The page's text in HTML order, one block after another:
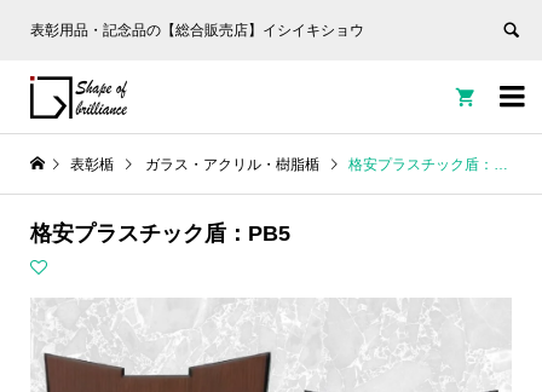
表彰用品・記念品の【総合販売店】イシイキショウ


表彰楯 ガラス・アクリル・樹脂楯 格安プラスチック盾：PB5
格安プラスチック盾：PB5